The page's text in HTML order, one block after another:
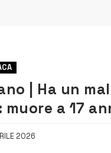
| Ha un
muore a 17
2026